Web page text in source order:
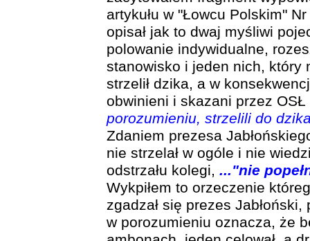
artykułu w "Łowcu Polskim"
opisał jak to dwaj myśliwi
polowanie indywidualne,
stanowisko i jeden nich, który
strzelił dzika, a w
obwinieni i skazani przez OSŁ
porozumieniu, strzelili do
Zdaniem prezesa
nie strzelał w ogóle i nie
odstrzału kolegi, ..."nie
Wykpiłem to orzeczenie
zgadzał się prezes
w porozumieniu oznacza, że